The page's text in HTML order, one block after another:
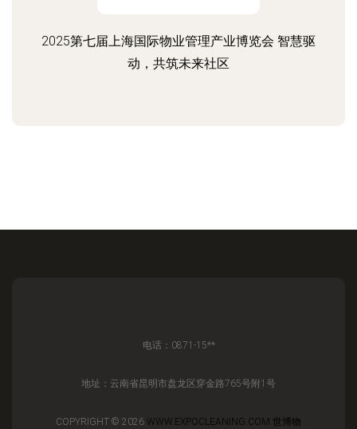
2025第七届上海国际物业管理产业博览会 智慧驱
动，共筑未来社区
电话：0871-15**
地址：云南省昆明市盘龙区穿金路765号附1号
COPYRIGHT © 2026 WWW.EXPOCLEANING.COM 世博物